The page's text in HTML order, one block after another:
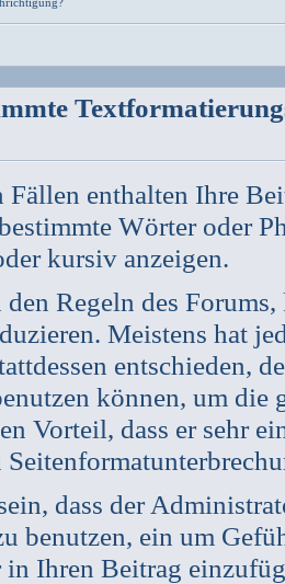
Fällen enthalten Ihre
Wörter oder
kursiv anzeigen.
Regeln des
Meistens hat
entschieden,
können, um
Vorteil, dass er sehr
dass der
benutzen, ein um
Ihren Beitrag